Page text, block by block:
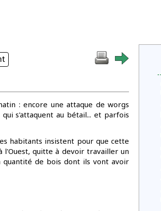
: encore une attaque de worgs
s'attaquent au bétail... et parfois
habitants insistent pour que cette
l'Ouest, quitte à devoir travailler un
quantité de bois dont ils vont avoir